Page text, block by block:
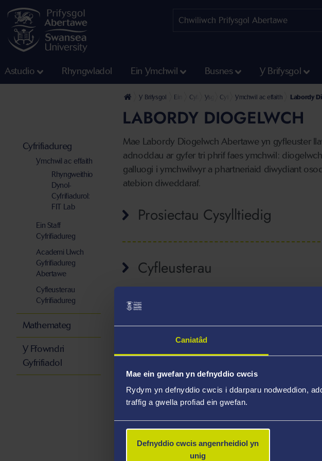
Caniatâd
Mae ein gwefan yn defnyddio cwcis
Rydym yn defnyddio cwcis i ddarparu nodweddion,
traffig a gwella profiad ein gwefan.
Defnyddio cwcis angenrheidiol yn
unig
Astudio Rhyngwladol Ein Ymchwil Busnes Y Brifysgol
Y Brifysgol Ein Cyfadrannau
Cyfadran Gwyddoniaeth a Pheirianneg
Ysgol Mathemateg a Chyfrifiadureg
Cyfrifiadureg
Ymchwil ac effaith Labordy
LABORDY DIOGELWCH
Mae Labordy Diogelwch Abertawe yn gyfleuster
adnoddau ar gyfer tri phrif faes ymchwil:
galluogi i ymchwilwyr a phartneriaid diwydiant
atebion diweddaraf.
Prosiectau Cysylltiedig
Cyfleusterau
Staff Cysylltiedig
Syswllt Grŵp
Cyfrifiadureg
Ymchwil ac effaith
Rhyngweithio
Dynol-
Cyfrifiadurol:
FIT Lab
Ein Staff
Cyfrifiadureg
Academi Uwch
Gyfrifiadureg
Abertawe
Cyfleusterau
Cyfrifiadureg
Mathemateg
Y Ffowndri
Gyfrifiadol